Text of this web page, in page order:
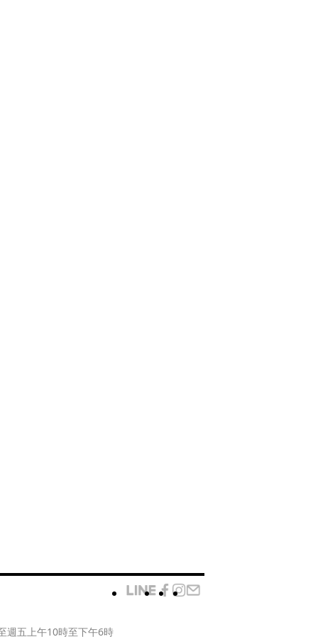
週五上午10時至下午6時